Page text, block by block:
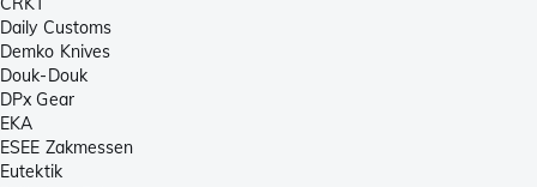
Daily Customs
Demko Knives
Douk-Douk
DPx Gear
EKA
ESEE Zakmessen
Eutektik